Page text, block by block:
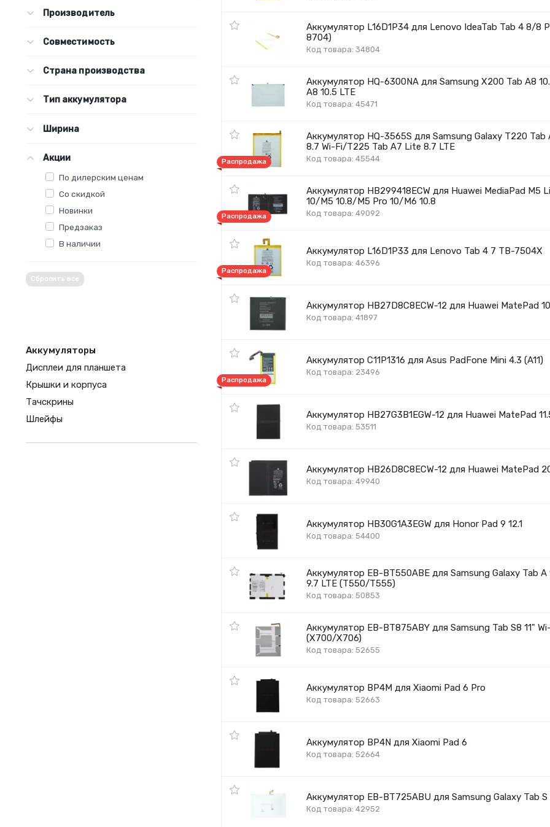
Производитель
Совместимость
Страна производства
Тип аккумулятора
Ширина
Акции
По дилерским ценам
Со скидкой
Новинки
Предзаказ
В наличии
Сбросить все
Аккумуляторы
Дисплеи для планшета
Крышки и корпуса
Тачскрины
Шлейфы
Аккумулятор L16D1P34 для Lenovo IdeaTab Tab 4 8/8
8704)
Код товара: 34804
Аккумулятор HQ-6300NA для Samsung X200 Tab A8
A8 10.5 LTE
Код товара: 45471
Аккумулятор HQ-3565S для Samsung Galaxy T220 Tab
8.7 Wi-Fi/T225 Tab A7 Lite 8.7 LTE
Код товара: 45544
Распродажа
Аккумулятор HB299418ECW для Huawei MediaPad M5
10/M5 10.8/M5 Pro 10/M6 10.8
Код товара: 49092
Распродажа
Аккумулятор L16D1P33 для Lenovo Tab 4 7 TB-7504X
Код товара: 46396
Распродажа
Аккумулятор HB27D8C8ECW-12 для Huawei MatePad
Код товара: 41897
Аккумулятор C11P1316 для Asus PadFone Mini 4.3 (A11)
Код товара: 23496
Распродажа
Аккумулятор HB27G3B1EGW-12 для Huawei MatePad
Код товара: 53511
Аккумулятор HB26D8C8ECW-12 для Huawei MatePad
Код товара: 49940
Аккумулятор HB30G1A3EGW для Honor Pad 9 12.1
Код товара: 54400
Аккумулятор EB-BT550ABE для Samsung Galaxy Tab A
9.7 LTE (T550/T555)
Код товара: 50853
Аккумулятор EB-BT875ABY для Samsung Tab S8 11"
(X700/X706)
Код товара: 52655
Аккумулятор BP4M для Xiaomi Pad 6 Pro
Код товара: 52663
Аккумулятор BP4N для Xiaomi Pad 6
Код товара: 52664
Аккумулятор EB-BT725ABU для Samsung Galaxy Tab S
Код товара: 42952